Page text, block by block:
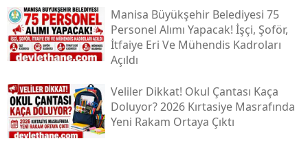
Manisa Büyükşehir Belediyesi 75
Personel Alımı Yapacak! İşçi, Şoför,
İtfaiye Eri Ve Mühendis Kadroları
Açıldı
Veliler Dikkat! Okul Çantası Kaça
Doluyor? 2026 Kırtasiye Masrafında
Yeni Rakam Ortaya Çıktı